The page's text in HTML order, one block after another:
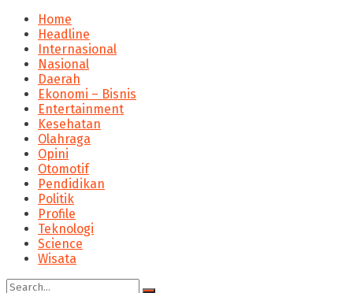
Home
Headline
Internasional
Nasional
Daerah
Ekonomi – Bisnis
Entertainment
Kesehatan
Olahraga
Opini
Otomotif
Pendidikan
Politik
Profile
Teknologi
Science
Wisata